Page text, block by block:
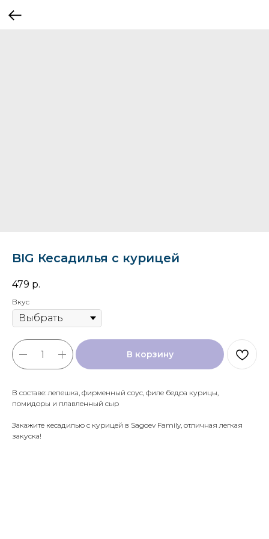
BIG Кесадилья с курицей
479 р.
Вкус
В корзину
В составе: лепешка, фирменный соус, филе бедра курицы,
помидоры и плавленный сыр
Закажите кесадилью с курицей в Sagoev Family, отличная легкая
закуска!